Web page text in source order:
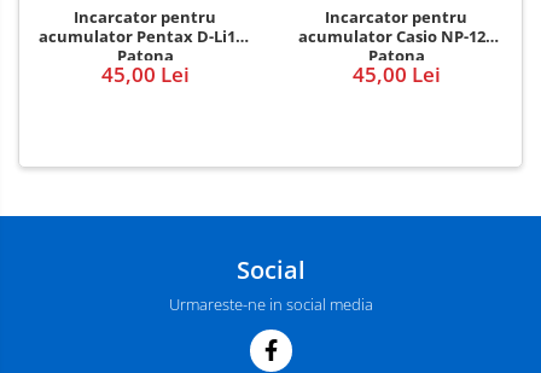
Incarcator pentru
acumulator Pentax D-Li109
Patona
45,00 Lei
Incarcator pentru
acumulator Casio NP-120
Patona
45,00 Lei
Social
Urmareste-ne in social media